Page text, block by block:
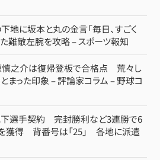
地に坂本と丸の金言「毎日、すごく
難敵左腕を攻略 – スポーツ報知
慎之介は復帰登板で合格点 荒々し
まった印象 – 評論家コラム – 野球コ
下選手契約 完封勝利など3連勝で6
獲得 背番号は「25」 各地に派遣